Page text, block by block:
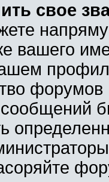
свое
вашего
форумов
сообщений